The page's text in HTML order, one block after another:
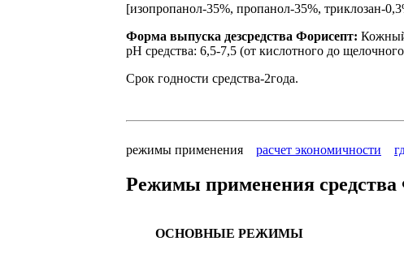
[изопропанол-35%, пропанол-35%, триклозан-
Форма выпуска дезсредства Форисепт:
pH средства: 6,5-7,5 (от кислотного до
Cрок годности средства-2года.
режимы применения расчет экономичности
Режимы применения средства
ОСНОВНЫЕ РЕЖИМЫ